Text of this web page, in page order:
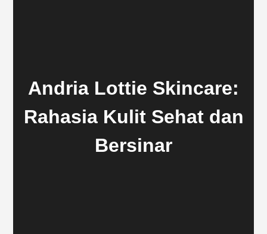
Andria Lottie Skincare:
Rahasia Kulit Sehat dan
Bersinar